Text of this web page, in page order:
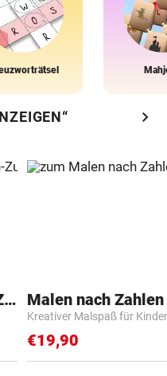
chevron_right
Esschert Kinder Garten-Zubehör
Kreativer Malspaß für Kinder
€19,90